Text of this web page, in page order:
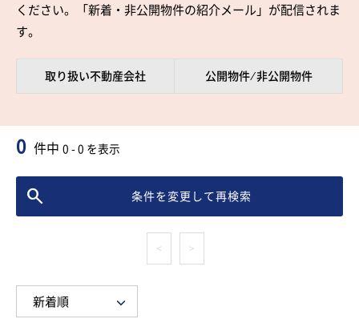
ください。「新着・非公開物件の紹介メール」が配信されま
す。
取り扱い不動産会社 公開物件 ⁄ 非公開物件
0 件中 0 - 0 を表示
条件を変更して再検索
< >